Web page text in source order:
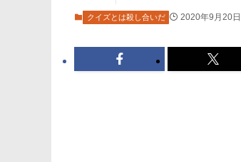
クイズとは殺し合いだ 2020年9月20日